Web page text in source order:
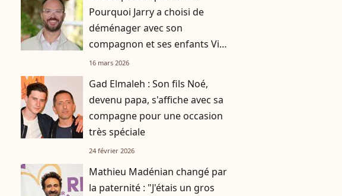
Pourquoi Jarry a choisi de
déménager avec son
compagnon et ses enfants Vic
et Tim ?
16 mars 2026
Gad Elmaleh : Son fils Noé,
devenu papa, s'affiche avec sa
compagne pour une occasion
très spéciale
24 février 2026
Mathieu Madénian changé par
la paternité : "J'étais un gros